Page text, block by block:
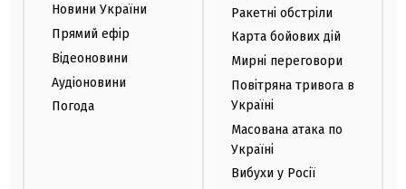
Новини України
Прямий ефір
Відеоновини
Аудіоновини
Погода
Ракетні обстріли
Карта бойових дій
Мирні переговори
Повітряна тривога в
Україні
Масована атака по
Україні
Вибухи у Росії